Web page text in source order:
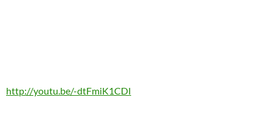
http://youtu.be/-dtFmiK1CDI